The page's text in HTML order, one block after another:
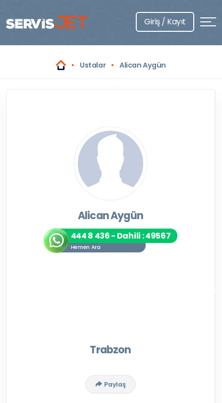
Giriş / Kayıt
Ustalar Alican Aygün
Alican Aygün
444 8 436 - Dahili : 49567
Hemen Ara
Trabzon
Paylaş